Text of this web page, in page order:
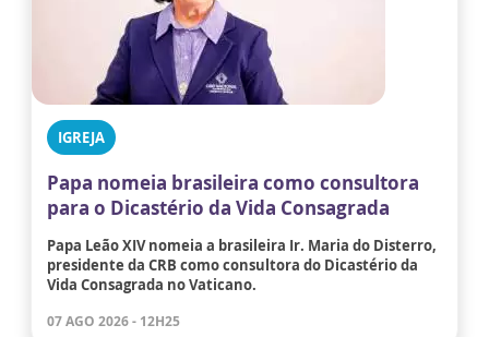
IGREJA
Papa nomeia brasileira como consultora
para o Dicastério da Vida Consagrada
Papa Leão XIV nomeia a brasileira Ir. Maria do Disterro,
presidente da CRB como consultora do Dicastério da
Vida Consagrada no Vaticano.
07 AGO 2026 - 12H25